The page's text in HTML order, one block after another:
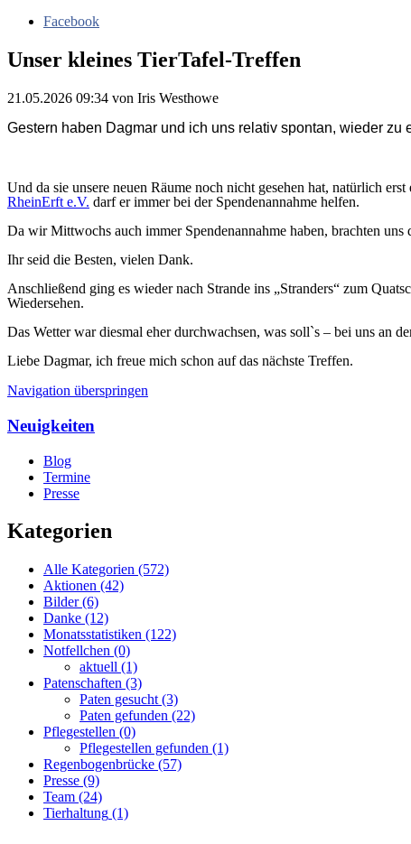
Facebook
Unser kleines TierTafel-Treffen
21.05.2026 09:34 von Iris Westhowe
Gestern haben Dagmar und ich uns relativ spontan, wieder zu
Und da sie unsere neuen Räume noch nicht gesehen hat, natürlich
RheinErft e.V. darf er immer bei der Spendenannahme helfen.
Da wir Mittwochs auch immer Spendenannahme haben, brachten
Ihr seid die Besten, vielen Dank.
Anschließend ging es wieder nach Strande ins „Stranders“ zum
Wiedersehen.
Das Wetter war diesmal eher durchwachsen, was soll`s – bei uns an
Liebe Dagmar, ich freue mich schon auf das nächste Treffen.
Navigation überspringen
Neuigkeiten
Blog
Termine
Presse
Kategorien
Alle Kategorien (572)
Aktionen (42)
Bilder (6)
Danke (12)
Monatsstatistiken (122)
Notfellchen (0)
aktuell (1)
Patenschaften (3)
Paten gesucht (3)
Paten gefunden (22)
Pflegestellen (0)
Pflegestellen gefunden (1)
Regenbogenbrücke (57)
Presse (9)
Team (24)
Tierhaltung (1)